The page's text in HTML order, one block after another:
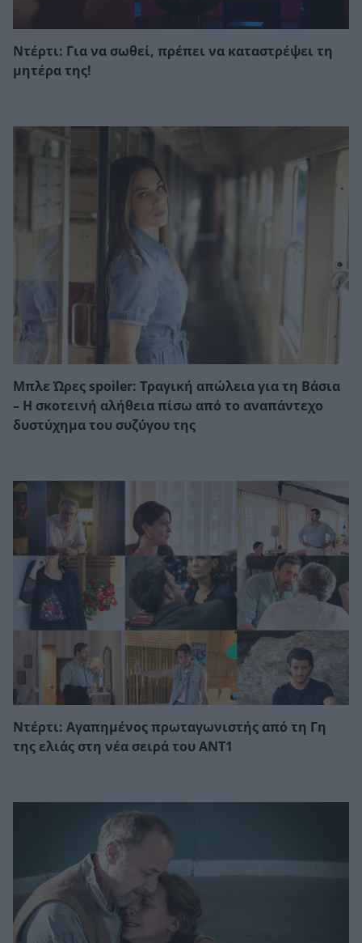
Ντέρτι: Για να σωθεί, πρέπει να καταστρέψει τη
μητέρα της!
Μπλε Ώρες spoiler: Τραγική απώλεια για τη Βάσια
– Η σκοτεινή αλήθεια πίσω από το αναπάντεχο
δυστύχημα του συζύγου της
Ντέρτι: Αγαπημένος πρωταγωνιστής από τη Γη
της ελιάς στη νέα σειρά του ΑΝΤ1